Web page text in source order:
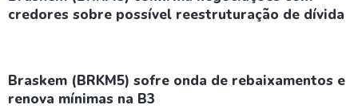
credores sobre possível reestruturação de dívida
Braskem (BRKM5) sofre onda de rebaixamentos e
renova mínimas na B3